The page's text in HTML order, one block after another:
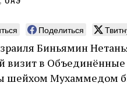
Поделиться
Биньямин
визит в Объединённые
шейхом Мухаммедом
года: